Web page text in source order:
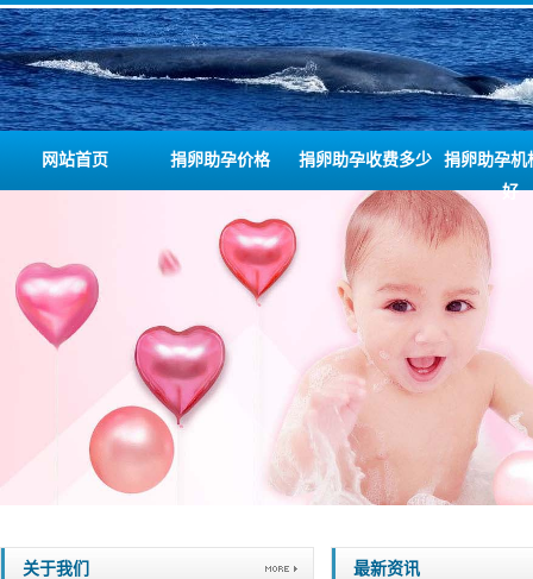
网站首页 捐卵助孕价格 捐卵助孕收费多少
捐卵助孕机
好
关于我们 最新资讯